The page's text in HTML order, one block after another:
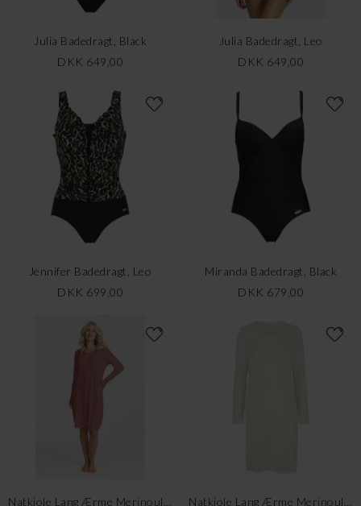
Julia Badedragt, Black
DKK 649,00
Julia Badedragt, Leo
DKK 649,00
Jennifer Badedragt, Leo
DKK 699,00
Miranda Badedragt, Black
DKK 679,00